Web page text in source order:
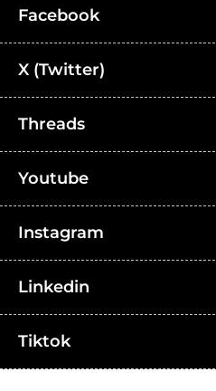
Facebook
X (Twitter)
Threads
Youtube
Instagram
Linkedin
Tiktok